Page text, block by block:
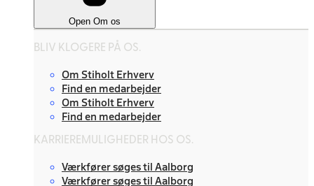
Open Om os
BLIV KLOGERE PÅ OS.
Om Stiholt Erhverv
Find en medarbejder
Om Stiholt Erhverv
Find en medarbejder
KARRIEREMULIGHEDER HOS OS.
Værkfører søges til Aalborg
Værkfører søges til Aalborg